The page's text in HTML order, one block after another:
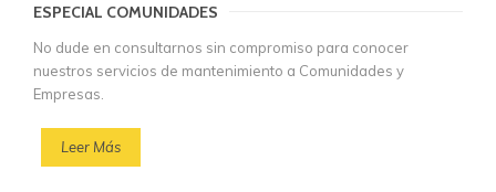
ESPECIAL COMUNIDADES
No dude en consultarnos sin compromiso para conocer
nuestros servicios de mantenimiento a Comunidades y
Empresas.
Leer Más